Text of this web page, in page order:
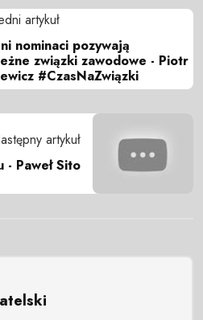
artykuł
nominaci pozywają
związki zawodowe - Piotr
#CzasNaZwiązki
artykuł
Paweł Sito